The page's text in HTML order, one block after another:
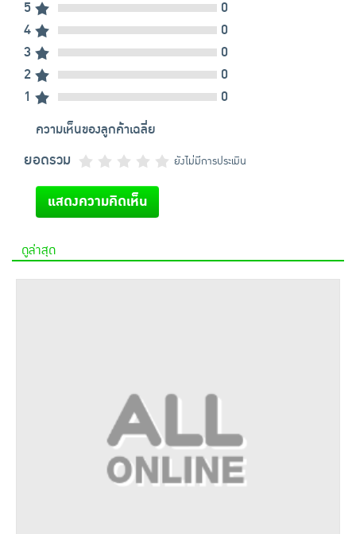
5
0
4
0
3
0
2
0
1
0
ความเห็นของลูกค้าเฉลี่ย
ยอดรวม ยังไม่มีการประเมิน
แสดงความคิดเห็น
ดูล่าสุด